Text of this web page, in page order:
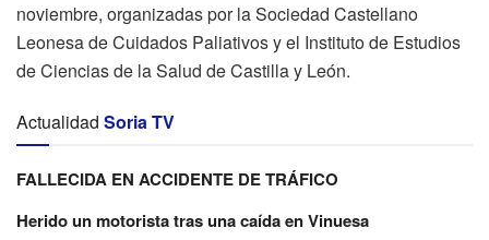
noviembre, organizadas por la Sociedad Castellano
Leonesa de Cuidados Paliativos y el Instituto de Estudios
de Ciencias de la Salud de Castilla y León.
Actualidad Soria TV
FALLECIDA EN ACCIDENTE DE TRÁFICO
Herido un motorista tras una caída en Vinuesa